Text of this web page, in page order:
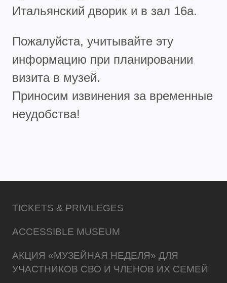
Итальянский дворик и в зал 16а.
Пожалуйста, учитывайте эту
информацию при планировании
визита в музей.
Приносим извинения за временные
неудобства!
TICKETS & PRIVILEGES
ACCESSIBLE MUSEUM
АКЦИЯ «МУЗЕЙНАЯ НЕДЕЛЯ» ДЛЯ
УЧАСТНИКОВ СВО И ЧЛЕНОВ ИХ СЕМЕЙ